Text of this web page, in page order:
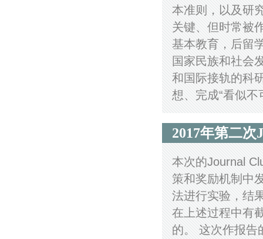
本准则，以及研
关键、但时常被
基本教育，后留
国家民族和社会
和国际接轨的科
想、完成“看似
2017年第二
本次的Journal
策和奖励机制中
法进行实验，结
在上述过程中有
的。 这次作报告